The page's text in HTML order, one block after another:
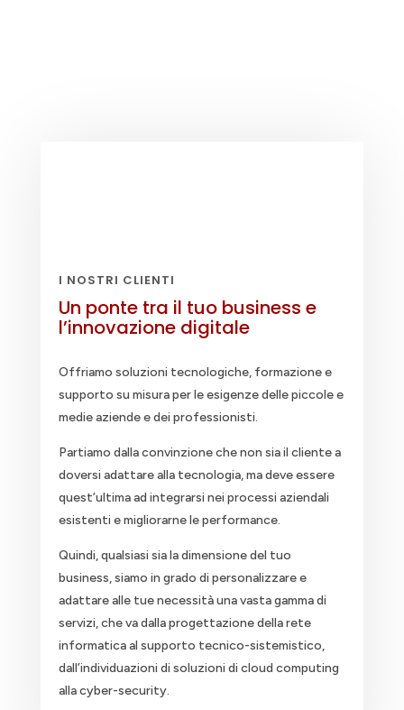
I NOSTRI CLIENTI
Un ponte tra il tuo business e
l’innovazione digitale
Offriamo soluzioni tecnologiche, formazione e
supporto su misura per le esigenze delle piccole e
medie aziende e dei professionisti.
Partiamo dalla convinzione che non sia il cliente a
doversi adattare alla tecnologia, ma deve essere
quest’ultima ad integrarsi nei processi aziendali
esistenti e migliorarne le performance.
Quindi, qualsiasi sia la dimensione del tuo
business, siamo in grado di personalizzare e
adattare alle tue necessità una vasta gamma di
servizi, che va dalla progettazione della rete
informatica al supporto tecnico-sistemistico,
dall’individuazioni di soluzioni di cloud computing
alla cyber-security.